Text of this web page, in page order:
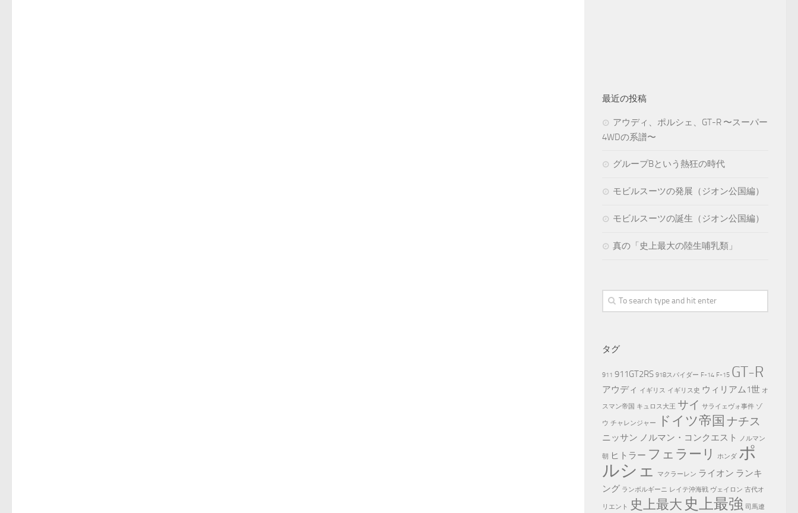
最近の投稿
アウディ、ポルシェ、GT-R 〜スーパー
4WDの系譜〜
グループBという熱狂の時代
モビルスーツの発展（ジオン公国編）
モビルスーツの誕生（ジオン公国編）
真の「史上最大の陸生哺乳類」
タグ
911 911GT2RS 918スパイダー F-14 F-15 GT-R
アウディ イギリス イギリス史 ウィリアム1世 オ
スマン帝国 キュロス大王 サイ サライェヴォ事件 ゾ
ウ チャレンジャー ドイツ帝国 ナチス
ニッサン ノルマン・コンクエスト ノルマン
朝 ヒトラー フェラーリ ホンダ ポ
ルシェ
マクラーレン ライオン ランキ
ング ランボルギーニ レイテ沖海戦 ヴェイロン 古代オ
リエント 史上最大 史上最強 司馬遼